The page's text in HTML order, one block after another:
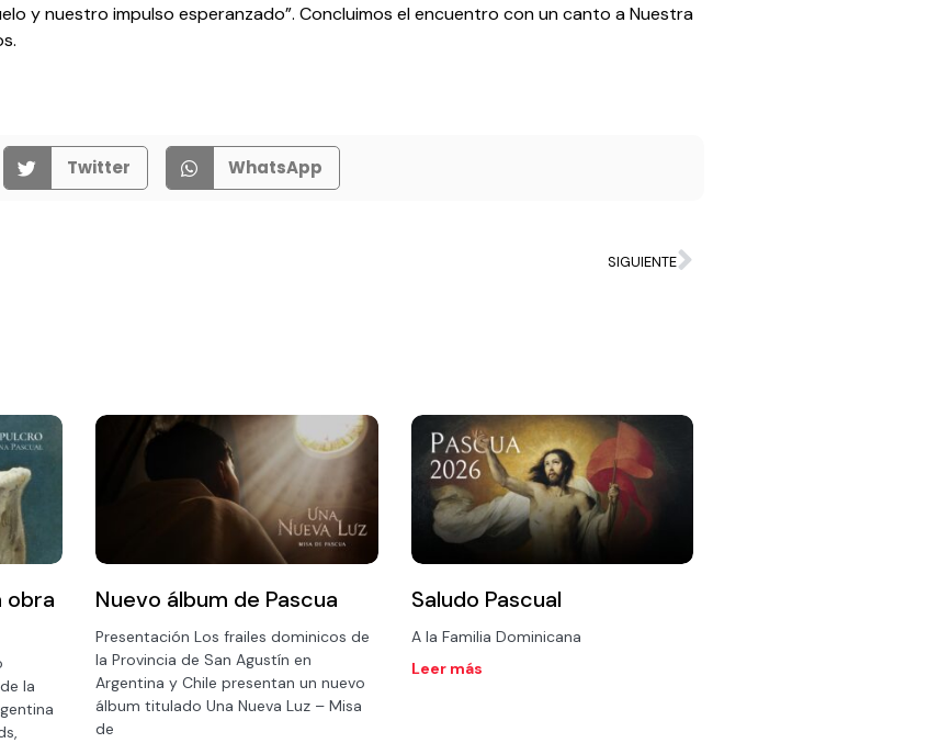
y nuestro impulso esperanzado”. Concluimos el encuentro con un canto a Nuestra
Twitter WhatsApp
SIGUIENTE
obra
la
Nuevo álbum de Pascua
Presentación Los frailes dominicos de
la Provincia de San Agustín en
Argentina y Chile presentan un nuevo
álbum titulado Una Nueva Luz – Misa
de
Saludo Pascual
A la Familia Dominicana
Leer más